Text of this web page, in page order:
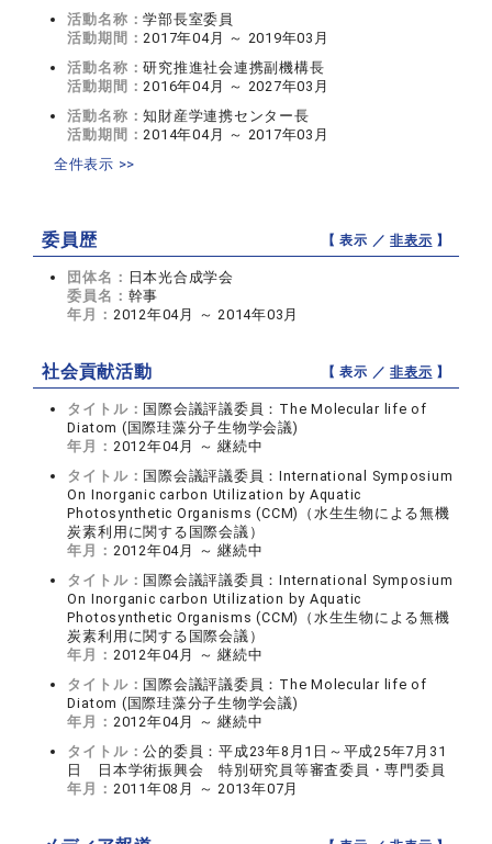
活動名称：学部長室委員
活動期間：2017年04月 ～ 2019年03月
活動名称：研究推進社会連携副機構長
活動期間：2016年04月 ～ 2027年03月
活動名称：知財産学連携センター長
活動期間：2014年04月 ～ 2017年03月
全件表示 >>
委員歴 【 表示 ／非表示 】
団体名： 日本光合成学会
委員名： 幹事
年月： 2012年04月 ～ 2014年03月
社会貢献活動 【 表示 ／非表示 】
タイトル： 国際会議評議委員：The Molecular life of
Diatom (国際珪藻分子生物学会議)
年月： 2012年04月 ～ 継続中
タイトル： 国際会議評議委員：International Symposium
On Inorganic carbon Utilization by Aquatic
Photosynthetic Organisms (CCM)（水生生物による無機
炭素利用に関する国際会議）
年月： 2012年04月 ～ 継続中
タイトル： 国際会議評議委員：International Symposium
On Inorganic carbon Utilization by Aquatic
Photosynthetic Organisms (CCM)（水生生物による無機
炭素利用に関する国際会議）
年月： 2012年04月 ～ 継続中
タイトル： 国際会議評議委員：The Molecular life of
Diatom (国際珪藻分子生物学会議)
年月： 2012年04月 ～ 継続中
タイトル：公的委員：平成23年8月1日～平成25年7月31
日 日本学術振興会 特別研究員等審査委員・専門委員
年月： 2011年08月 ～ 2013年07月